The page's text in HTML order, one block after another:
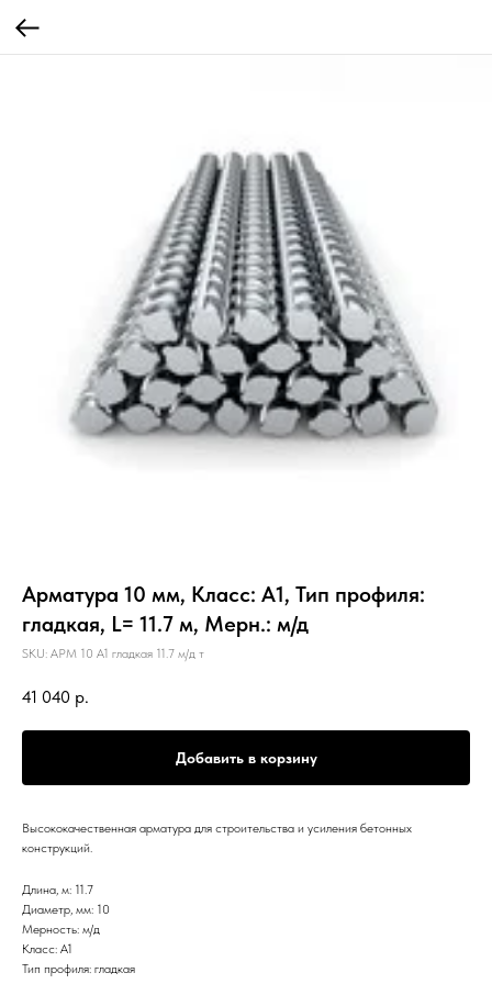
Арматура 10 мм, Класс: А1, Тип профиля:
гладкая, L= 11.7 м, Мерн.: м/д
SKU: АРМ 10 А1 гладкая 11.7 м/д т
41 040 р.
Добавить в корзину
Высококачественная арматура для строительства и усиления бетонных
конструкций.
Длина, м: 11.7
Диаметр, мм: 10
Мерность: м/д
Класс: А1
Тип профиля: гладкая